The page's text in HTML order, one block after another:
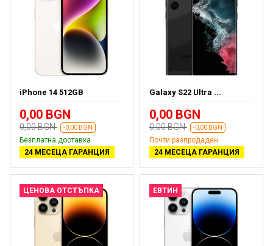
iPhone 14 512GB
0,00 BGN
0,00 BGN -0,00 BGN
Безплатна доставка
24 МЕСЕЦА ГАРАНЦИЯ
Galaxy S22 Ultra ...
0,00 BGN
0,00 BGN -0,00 BGN
Почти разпродаден
24 МЕСЕЦА ГАРАНЦИЯ
ЦЕНОВА ОТСТЪПКА ЕВТИН